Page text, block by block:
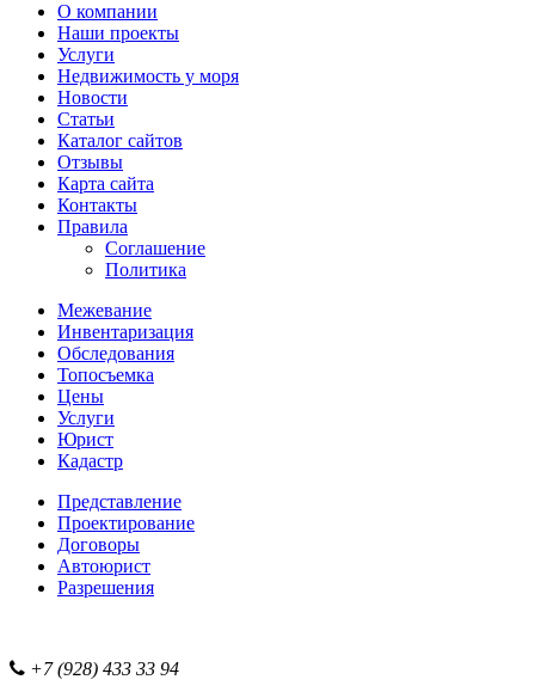
О компании
Наши проекты
Услуги
Недвижимость у моря
Новости
Статьи
Каталог сайтов
Отзывы
Карта сайта
Контакты
Правила
Соглашение
Политика
Межевание
Инвентаризация
Обследования
Топосъемка
Цены
Услуги
Юрист
Кадастр
Представление
Проектирование
Договоры
Автоюрист
Разрешения
+7 (928) 433 33 94